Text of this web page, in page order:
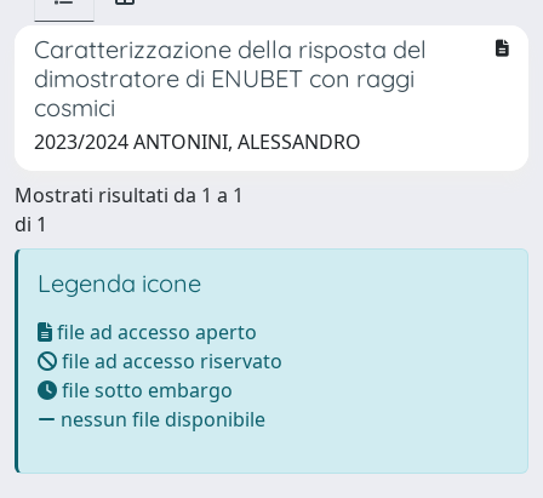
Caratterizzazione della risposta del
dimostratore di ENUBET con raggi
cosmici
2023/2024 ANTONINI, ALESSANDRO
Mostrati risultati da 1 a 1
di 1
Legenda icone
file ad accesso aperto
file ad accesso riservato
file sotto embargo
nessun file disponibile